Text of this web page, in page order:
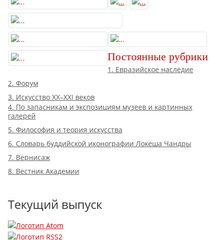
Постоянные рубрики
1. Евразийское наследие
2. Форум
3. Искусство XX–XXI веков
4. По запасникам и экспозициям музеев и картинных
галерей
5. Философия и теория искусства
6. Словарь буддийской иконографии Локеша Чандры
7. Вернисаж
8. Вестник Академии
Текущий выпуск